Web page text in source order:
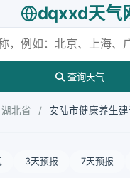
dqxxd天气
查询天气
湖北省 / 安陆市健康养生建
3天预报 7天预报